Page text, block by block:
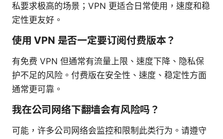
私要求极高的场景；VPN 更适合日常使用，速度和稳
定性更友好。
使用 VPN 是否一定要订阅付费版本？
有免费 VPN 但通常有流量上限、速度下降、隐私保
护不足的风险。付费版在安全性、速度、稳定性方面
通常更可靠。
我在公司网络下翻墙会有风险吗？
可能，许多公司网络会监控和限制此类行为。请遵守